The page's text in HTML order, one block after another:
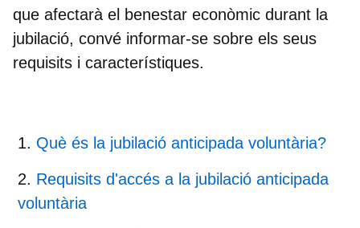
que afectarà el benestar econòmic durant la
jubilació, convé informar-se sobre els seus
requisits i característiques.
Què és la jubilació anticipada voluntària?
Requisits d'accés a la jubilació anticipada
voluntària